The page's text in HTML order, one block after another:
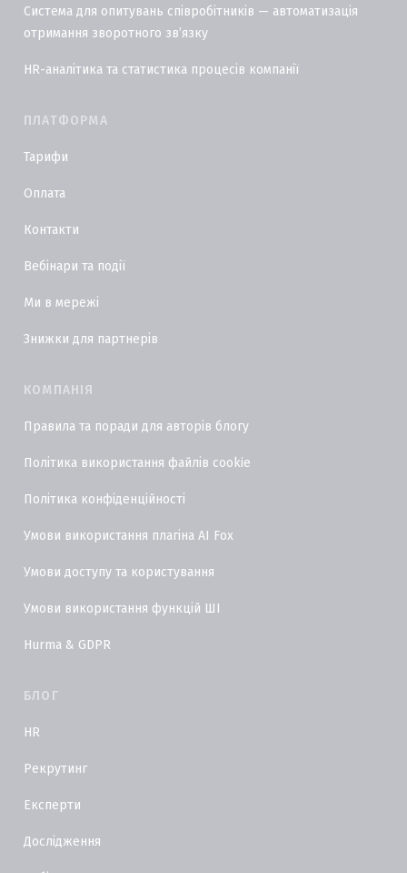
Система для опитувань співробітників — автоматизація
отримання зворотного звʼязку
HR-аналітика та статистика процесів компанії
ПЛАТФОРМА
Тарифи
Оплата
Контакти
Вебінари та події
Ми в мережі
Знижки для партнерів
КОМПАНІЯ
Правила та поради для авторів блогу
Політика використання файлів cookie
Політика конфіденційності
Умови використання плагіна AI Fox
Умови доступу та користування
Умови використання функцій ШІ
Hurma & GDPR
БЛОГ
HR
Рекрутинг
Експерти
Дослідження